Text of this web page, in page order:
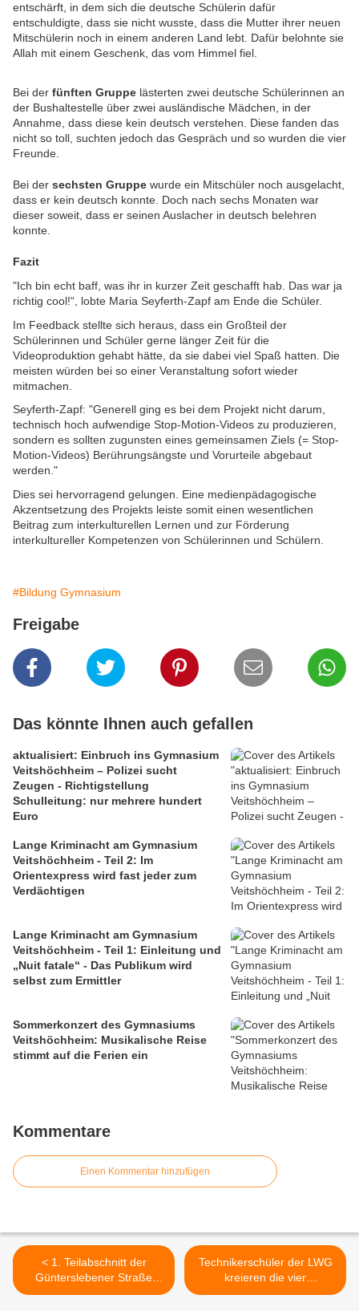
entschärft, in dem sich die deutsche Schülerin dafür
entschuldigte, dass sie nicht wusste, dass die Mutter ihrer neuen
Mitschülerin noch in einem anderen Land lebt. Dafür belohnte sie
Allah mit einem Geschenk, das vom Himmel fiel.
Bei der fünften Gruppe lästerten zwei deutsche Schülerinnen an
der Bushaltestelle über zwei ausländische Mädchen, in der
Annahme, dass diese kein deutsch verstehen. Diese fanden das
nicht so toll, suchten jedoch das Gespräch und so wurden die vier
Freunde.
Bei der sechsten Gruppe wurde ein Mitschüler noch ausgelacht,
dass er kein deutsch konnte. Doch nach sechs Monaten war
dieser soweit, dass er seinen Auslacher in deutsch belehren
konnte.
Fazit
"Ich bin echt baff, was ihr in kurzer Zeit geschafft hab. Das war ja
richtig cool!“, lobte Maria Seyferth-Zapf am Ende die Schüler.
Im Feedback stellte sich heraus, dass ein Großteil der
Schülerinnen und Schüler gerne länger Zeit für die
Videoproduktion gehabt hätte, da sie dabei viel Spaß hatten. Die
meisten würden bei so einer Veranstaltung sofort wieder
mitmachen.
Seyferth-Zapf: "Generell ging es bei dem Projekt nicht darum,
technisch hoch aufwendige Stop-Motion-Videos zu produzieren,
sondern es sollten zugunsten eines gemeinsamen Ziels (= Stop-
Motion-Videos) Berührungsängste und Vorurteile abgebaut
werden."
Dies sei hervorragend gelungen. Eine medienpädagogische
Akzentsetzung des Projekts leiste somit einen wesentlichen
Beitrag zum interkulturellen Lernen und zur Förderung
interkultureller Kompetenzen von Schülerinnen und Schülern.
#Bildung Gymnasium
Freigabe
Das könnte Ihnen auch gefallen
aktualisiert: Einbruch ins Gymnasium
Veitshöchheim – Polizei sucht
Zeugen - Richtigstellung
Schulleitung: nur mehrere hundert
Euro
Lange Kriminacht am Gymnasium
Veitshöchheim - Teil 2: Im
Orientexpress wird fast jeder zum
Verdächtigen
Lange Kriminacht am Gymnasium
Veitshöchheim - Teil 1: Einleitung und
„Nuit fatale“ - Das Publikum wird
selbst zum Ermittler
Sommerkonzert des Gymnasiums
Veitshöchheim: Musikalische Reise
stimmt auf die Ferien ein
Kommentare
Einen Kommentar hinzufügen
< 1. Teilabschnitt der
Günterslebener Straße
oberhalb des Seeweges
Technikerschüler der LWG
kreieren die vier
außergewöhnlichen